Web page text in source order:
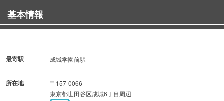
基本情報
最寄駅 成城学園前駅
所在地
〒157-0066
東京都世田谷区成城6丁目周辺